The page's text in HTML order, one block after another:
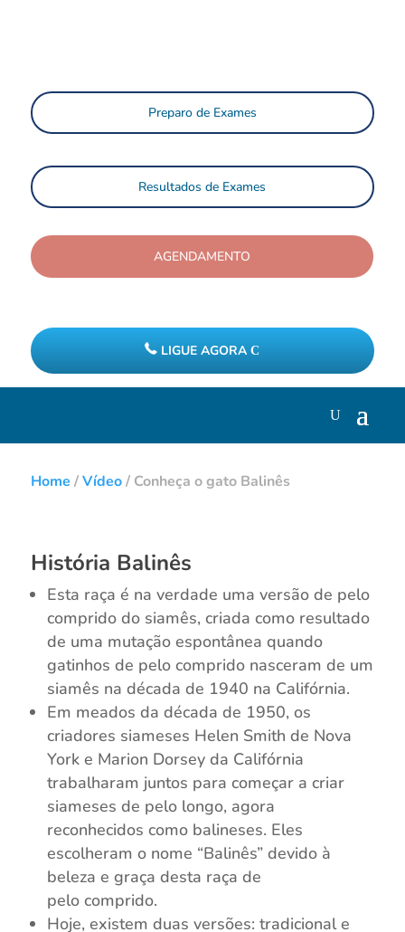
Preparo de Exames
Resultados de Exames
AGENDAMENTO
LIGUE AGORA
Home /Vídeo/ Conheça o gato Balinês
História Balinês
Esta raça é na verdade uma versão de pelo
comprido do siamês, criada como resultado
de uma mutação espontânea quando
gatinhos de pelo comprido nasceram de um
siamês na década de 1940 na Califórnia.
Em meados da década de 1950, os
criadores siameses Helen Smith de Nova
York e Marion Dorsey da Califórnia
trabalharam juntos para começar a criar
siameses de pelo longo, agora
reconhecidos como balineses. Eles
escolheram o nome “Balinês” devido à
beleza e graça desta raça de
pelo comprido.
Hoje, existem duas versões: tradicional e